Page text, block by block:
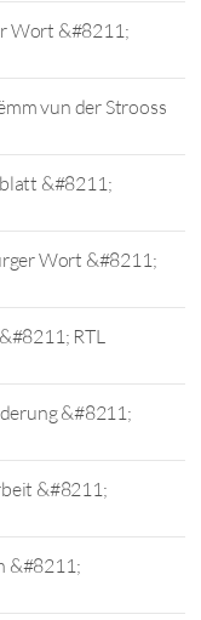
Wort &#8211;
vun der Strooss
&#8211;
Wort &#8211;
RTL
&#8211;
&#8211;
&#8211;